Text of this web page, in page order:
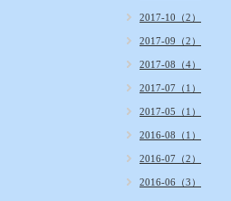
2017-10（2）
2017-09（2）
2017-08（4）
2017-07（1）
2017-05（1）
2016-08（1）
2016-07（2）
2016-06（3）